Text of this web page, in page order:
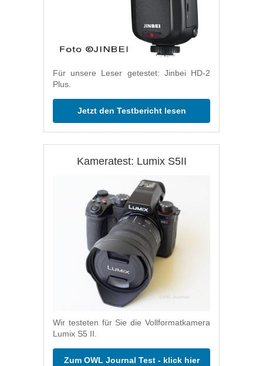
Für unsere Leser getestet: Jinbei HD-2
Plus.
Jetzt den Testbericht lesen
Kameratest: Lumix S5II
Wir testeten für Sie die Vollformatkamera
Lumix S5 II.
Zum OWL Journal Test - klick hier